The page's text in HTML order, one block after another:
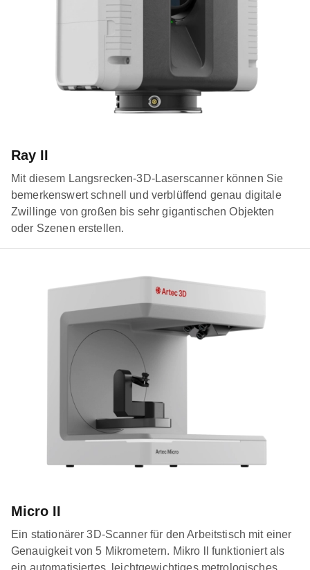
Ray II
Mit diesem Langsrecken-3D-Laserscanner können Sie
bemerkenswert schnell und verblüffend genau digitale
Zwillinge von großen bis sehr gigantischen Objekten
oder Szenen erstellen.
Micro II
Ein stationärer 3D-Scanner für den Arbeitstisch mit einer
Genauigkeit von 5 Mikrometern. Mikro ll funktioniert als
ein automatisiertes, leichtgewichtiges metrologisches